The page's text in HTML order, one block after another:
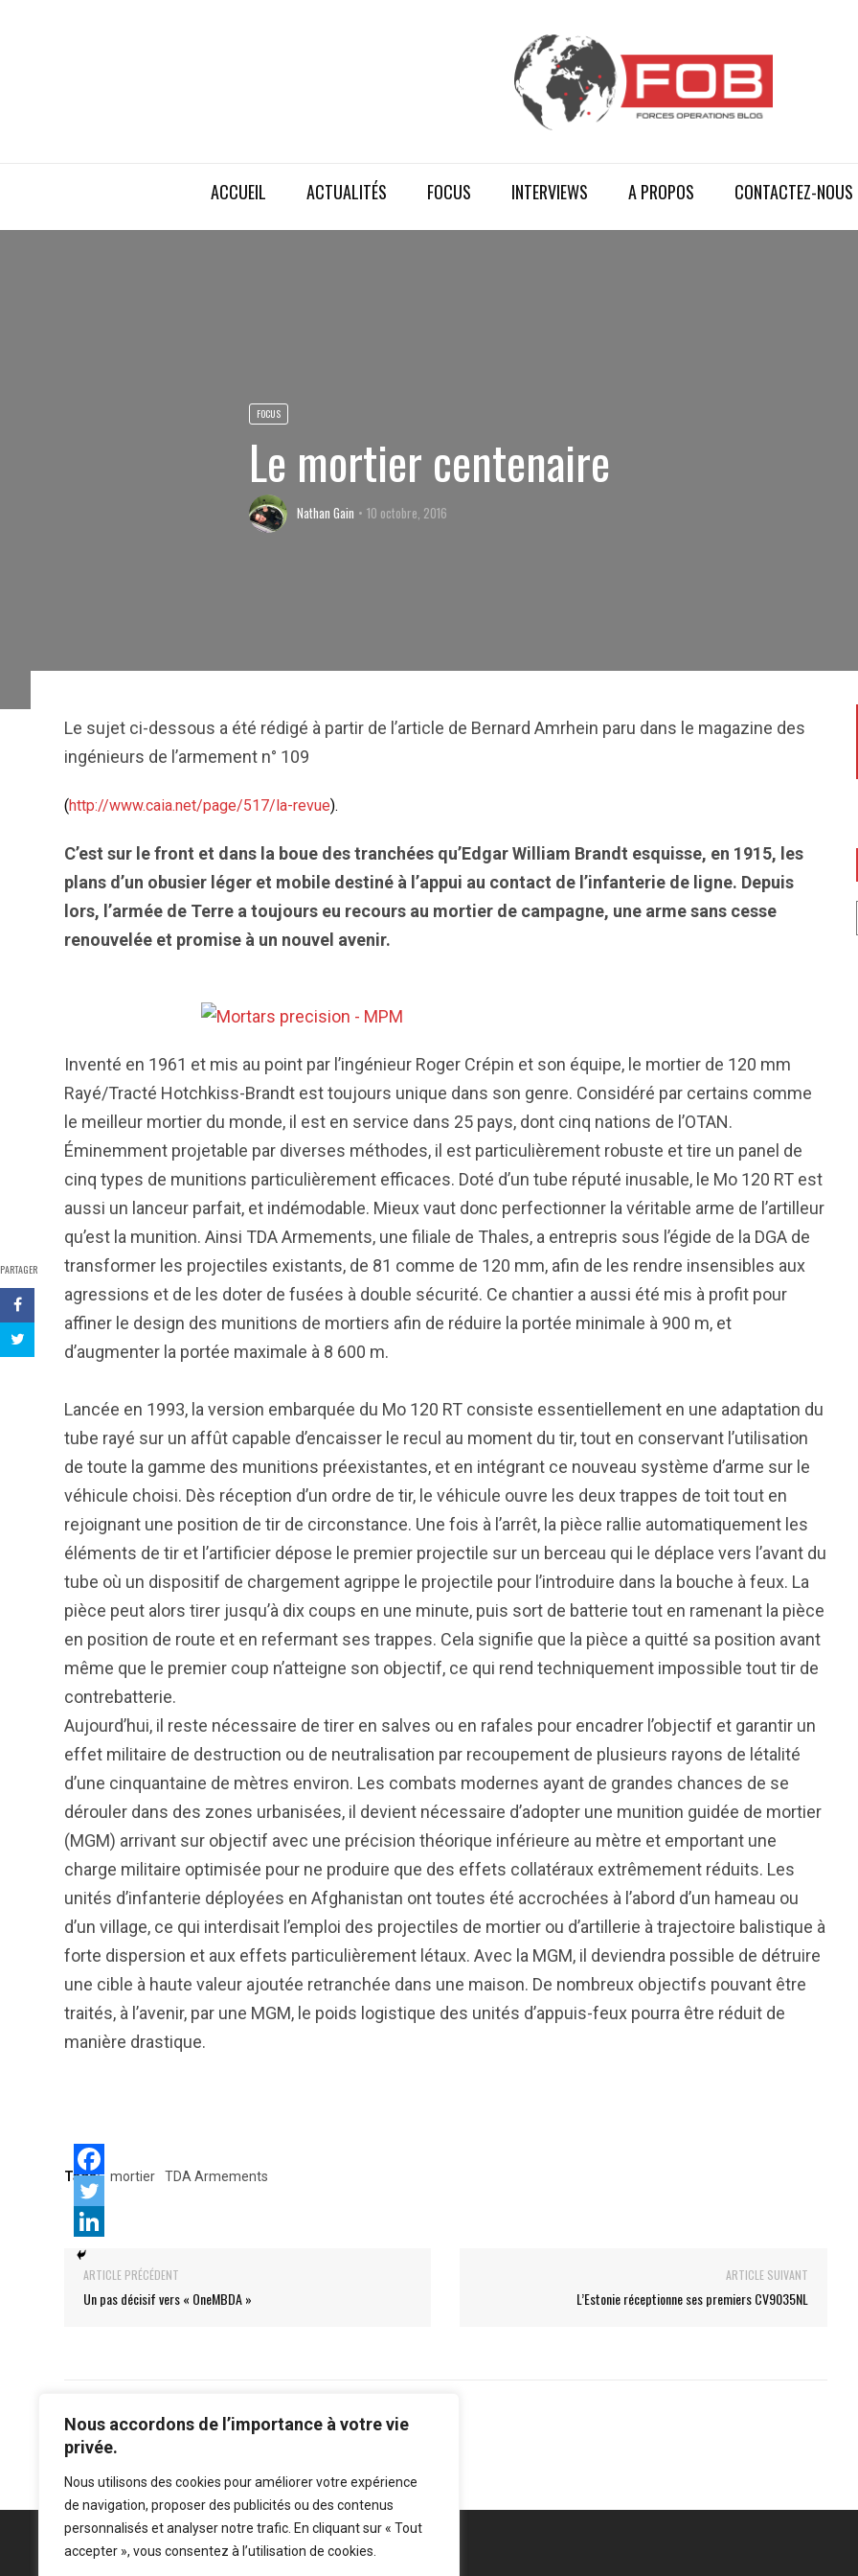
Nous accordons de l’importance à votre vie
privée.
Nous utilisons des cookies pour améliorer votre expérience
de navigation, proposer des publicités ou des contenus
personnalisés et analyser notre trafic. En cliquant sur « Tout
accepter », vous consentez à l’utilisation de cookies.
ACCUEIL ACTUALITÉS FOCUS INTERVIEWS A PROPOS CONTACTEZ-NOUS
FOCUS
Le mortier centenaire
Nathan Gain 10 octobre, 2016
PARTAGER
Le sujet ci-dessous a été rédigé à partir de l’article de Bernard Amrhein paru dans le magazine des
ingénieurs de l’armement n° 109
(http://www.caia.net/page/517/la-revue).
C’est sur le front et dans la boue des tranchées qu’Edgar William Brandt esquisse, en 1915, les
plans d’un obusier léger et mobile destiné à l’appui au contact de l’infanterie de ligne. Depuis
lors, l’armée de Terre a toujours eu recours au mortier de campagne, une arme sans cesse
renouvelée et promise à un nouvel avenir.
Inventé en 1961 et mis au point par l’ingénieur Roger Crépin et son équipe, le mortier de 120 mm
Rayé/Tracté Hotchkiss-Brandt est toujours unique dans son genre. Considéré par certains comme
le meilleur mortier du monde, il est en service dans 25 pays, dont cinq nations de l’OTAN.
Éminemment projetable par diverses méthodes, il est particulièrement robuste et tire un panel de
cinq types de munitions particulièrement efficaces. Doté d’un tube réputé inusable, le Mo 120 RT est
aussi un lanceur parfait, et indémodable. Mieux vaut donc perfectionner la véritable arme de l’artilleur
qu’est la munition. Ainsi TDA Armements, une filiale de Thales, a entrepris sous l’égide de la DGA de
transformer les projectiles existants, de 81 comme de 120 mm, afin de les rendre insensibles aux
agressions et de les doter de fusées à double sécurité. Ce chantier a aussi été mis à profit pour
affiner le design des munitions de mortiers afin de réduire la portée minimale à 900 m, et
d’augmenter la portée maximale à 8 600 m.
Lancée en 1993, la version embarquée du Mo 120 RT consiste essentiellement en une adaptation du
tube rayé sur un affût capable d’encaisser le recul au moment du tir, tout en conservant l’utilisation
de toute la gamme des munitions préexistantes, et en intégrant ce nouveau système d’arme sur le
véhicule choisi. Dès réception d’un ordre de tir, le véhicule ouvre les deux trappes de toit tout en
rejoignant une position de tir de circonstance. Une fois à l’arrêt, la pièce rallie automatiquement les
éléments de tir et l’artificier dépose le premier projectile sur un berceau qui le déplace vers l’avant du
tube où un dispositif de chargement agrippe le projectile pour l’introduire dans la bouche à feux. La
pièce peut alors tirer jusqu’à dix coups en une minute, puis sort de batterie tout en ramenant la pièce
en position de route et en refermant ses trappes. Cela signifie que la pièce a quitté sa position avant
même que le premier coup n’atteigne son objectif, ce qui rend techniquement impossible tout tir de
contrebatterie.
Aujourd’hui, il reste nécessaire de tirer en salves ou en rafales pour encadrer l’objectif et garantir un
effet militaire de destruction ou de neutralisation par recoupement de plusieurs rayons de létalité
d’une cinquantaine de mètres environ. Les combats modernes ayant de grandes chances de se
dérouler dans des zones urbanisées, il devient nécessaire d’adopter une munition guidée de mortier
(MGM) arrivant sur objectif avec une précision théorique inférieure au mètre et emportant une
charge militaire optimisée pour ne produire que des effets collatéraux extrêmement réduits. Les
unités d’infanterie déployées en Afghanistan ont toutes été accrochées à l’abord d’un hameau ou
d’un village, ce qui interdisait l’emploi des projectiles de mortier ou d’artillerie à trajectoire balistique à
forte dispersion et aux effets particulièrement létaux. Avec la MGM, il deviendra possible de détruire
une cible à haute valeur ajoutée retranchée dans une maison. De nombreux objectifs pouvant être
traités, à l’avenir, par une MGM, le poids logistique des unités d’appuis-feux pourra être réduit de
manière drastique.
Tags: mortier TDA Armements
ARTICLE PRÉCÉDENT
Un pas décisif vers « OneMBDA »
ARTICLE SUIVANT
L’Estonie réceptionne ses premiers CV9035NL